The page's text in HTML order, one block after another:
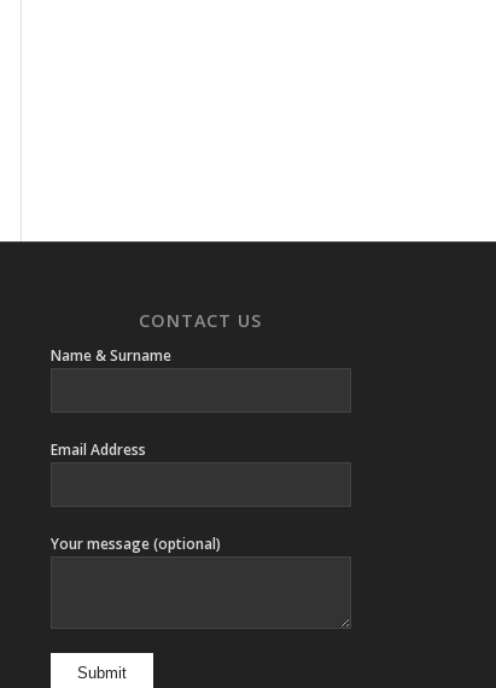
CONTACT US
Name & Surname
Email Address
Your message (optional)